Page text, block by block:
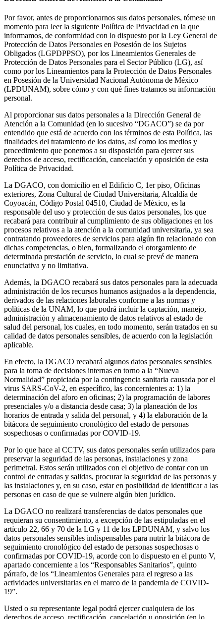
Por favor, antes de proporcionarnos sus datos personales, tómese un
momento para leer la siguiente Política de Privacidad en la que
informamos, de conformidad con lo dispuesto por la Ley General de
Protección de Datos Personales en Posesión de los Sujetos
Obligados (LGPDPPSO), por los Lineamientos Generales de
Protección de Datos Personales para el Sector Público (LG), así
como por los Lineamientos para la Protección de Datos Personales
en Posesión de la Universidad Nacional Autónoma de México
(LPDUNAM), sobre cómo y con qué fines tratamos su información
personal.
Al proporcionar sus datos personales a la Dirección General de
Atención a la Comunidad (en lo sucesivo “DGACO”) se da por
entendido que está de acuerdo con los términos de esta Política, las
finalidades del tratamiento de los datos, así como los medios y
procedimiento que ponemos a su disposición para ejercer sus
derechos de acceso, rectificación, cancelación y oposición de esta
Política de Privacidad.
La DGACO, con domicilio en el Edificio C, 1er piso, Oficinas
exteriores, Zona Cultural de Ciudad Universitaria, Alcaldía de
Coyoacán, Código Postal 04510, Ciudad de México, es la
responsable del uso y protección de sus datos personales, los que
recabará para contribuir al cumplimiento de sus obligaciones en los
procesos relativos a la atención a la comunidad universitaria, ya sea
contratando proveedores de servicios para algún fin relacionado con
dichas competencias, o bien, formalizando el otorgamiento de
determinada prestación de servicio, lo cual se prevé de manera
enunciativa y no limitativa.
Además, la DGACO recabará sus datos personales para la adecuada
administración de los recursos humanos asignados a la dependencia,
derivados de las relaciones laborales conforme a las normas y
políticas de la UNAM, lo que podrá incluir la captación, manejo,
administración y almacenamiento de datos relativos al estado de
salud del personal, los cuales, en todo momento, serán tratados en su
calidad de datos personales sensibles, de acuerdo con la legislación
aplicable.
En efecto, la DGACO recabará algunos datos personales sensibles
para la toma de decisiones internas en torno a la “Nueva
Normalidad” propiciada por la contingencia sanitaria causada por el
virus SARS-CoV-2, en específico, las concernientes a: 1) la
determinación del aforo en oficinas; 2) la programación de labores
presenciales y/o a distancia desde casa; 3) la planeación de los
horarios de entrada y salida del personal, y 4) la elaboración de la
bitácora de seguimiento cronológico del estado de personas
sospechosas o confirmadas por COVID-19.
Por lo que hace al CCTV, sus datos personales serán utilizados para
preservar la seguridad de las personas, instalaciones y zona
perimetral. Estos serán utilizados con el objetivo de contar con un
control de entradas y salidas, procurar la seguridad de las personas y
las instalaciones y, en su caso, estar en posibilidad de identificar a las
personas en caso de que se vulnere algún bien jurídico.
La DGACO no realizará transferencias de datos personales que
requieran su consentimiento, a excepción de las estipuladas en el
artículo 22, 66 y 70 de la LG y 11 de los LPDUNAM, y salvo los
datos personales sensibles indispensables para nutrir la bitácora de
seguimiento cronológico del estado de personas sospechosas o
confirmadas por COVID-19, acorde con lo dispuesto en el punto V,
apartado concerniente a los “Responsables Sanitarios”, quinto
párrafo, de los “Lineamientos Generales para el regreso a las
actividades universitarias en el marco de la pandemia de COVID-
19”.
Usted o su representante legal podrá ejercer cualquiera de los